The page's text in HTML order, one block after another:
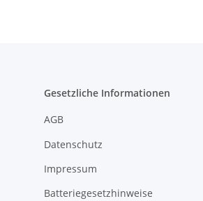
Gesetzliche Informationen
AGB
Datenschutz
Impressum
Batteriegesetzhinweise